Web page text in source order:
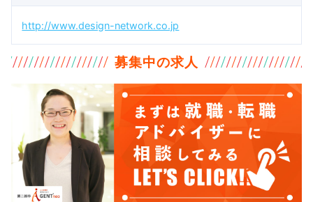
http://www.design-network.co.jp
募集中の求人